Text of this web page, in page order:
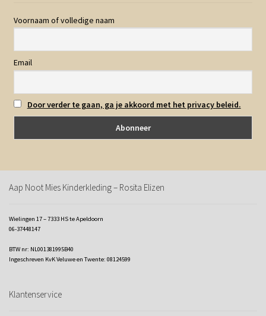
Voornaam of volledige naam
Email
Door verder te gaan, ga je akkoord met het privacy beleid.
Aap Noot Mies Kinderkleding – Rosita Elizen
Wielingen 17 – 7333 HS te Apeldoorn
06-37448147
BTW nr: NL001381995B40
Ingeschreven KvK Veluwe en Twente: 08124599
Klantenservice